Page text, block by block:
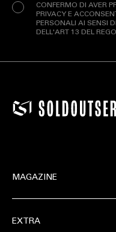
CONFERMO DI AVER
PRIVACY E
PERSONALI AI SENSI
DELL'ART 13 DEL
MAGAZINE
EXTRA